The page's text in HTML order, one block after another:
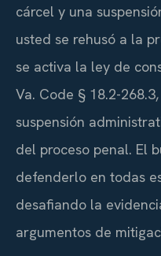
cárcel y una
usted se rehusó a la
se activa la ley de
Va. Code § 18.2-
suspensión
del proceso penal. El
defenderlo en todas
desafiando la
argumentos de